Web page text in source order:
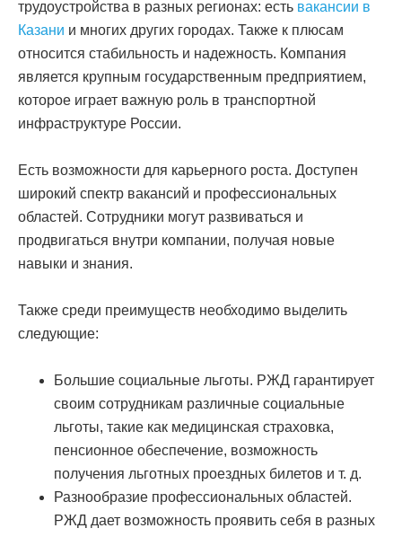
трудоустройства в разных регионах: есть вакансии в
Казани и многих других городах. Также к плюсам
относится стабильность и надежность. Компания
является крупным государственным предприятием,
которое играет важную роль в транспортной
инфраструктуре России.
Есть возможности для карьерного роста. Доступен
широкий спектр вакансий и профессиональных
областей. Сотрудники могут развиваться и
продвигаться внутри компании, получая новые
навыки и знания.
Также среди преимуществ необходимо выделить
следующие:
Большие социальные льготы. РЖД гарантирует
своим сотрудникам различные социальные
льготы, такие как медицинская страховка,
пенсионное обеспечение, возможность
получения льготных проездных билетов и т. д.
Разнообразие профессиональных областей.
РЖД дает возможность проявить себя в разных